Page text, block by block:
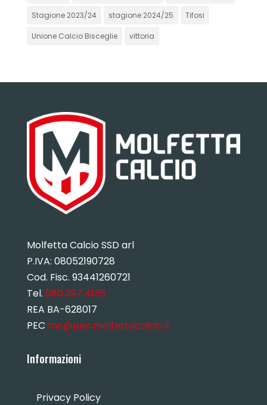
Stagione 2023/24 stagione 2024/25 Tifosi
Unione Calcio Bisceglie vittoria
Molfetta Calcio SSD arl
P.IVA: 08052190728
Cod. Fisc. 93441260721
Tel. 080 397 4135
REA BA-628017
PEC mc@pec.molfettacalcio.it
Informazioni
Privacy Policy